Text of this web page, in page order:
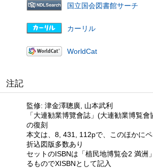
国立国会図書館サーチ
カーリル
WorldCat
注記
監修: 津金澤聰廣, 山本武利
「大連勧業博覽會誌」(大連勧業博覧
の復刻
本文は、8, 431, 112pで、このほかにペ
折込図版多数あり
セットのISBNは「植民地博覧会2 満洲
るものでXISBNとして記入